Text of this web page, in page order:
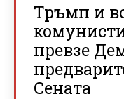
Тръмп и
превзе
Сената